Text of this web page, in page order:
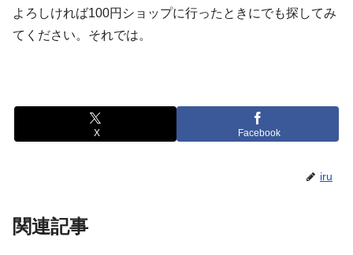
よろしければ100円ショップに行ったときにでも探してみ
てください。それでは。
X Facebook
iru
関連記事